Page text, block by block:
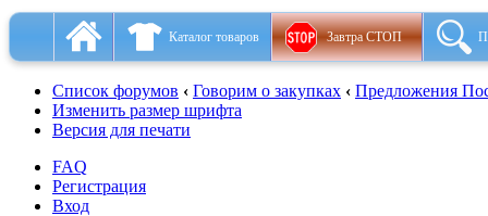
Каталог товаров Завтра СТОП
Список форумов ‹ Говорим о закупках ‹ Предложения
Изменить размер шрифта
Версия для печати
FAQ
Регистрация
Вход